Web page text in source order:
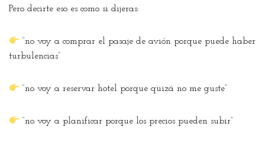
Pero decirte eso es como si dijeras:
“no voy a comprar el pasaje de avión porque puede haber
turbulencias”
“no voy a reservar hotel porque quizá no me guste”
“no voy a planificar porque los precios pueden subir”